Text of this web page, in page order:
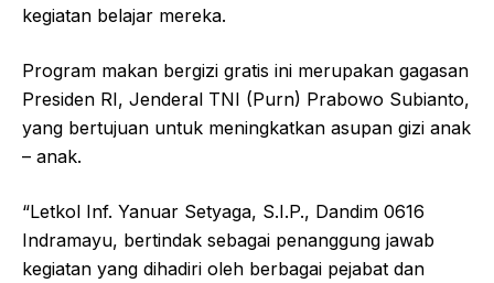
kegiatan belajar mereka.
Program makan bergizi gratis ini merupakan gagasan
Presiden RI, Jenderal TNI (Purn) Prabowo Subianto,
yang bertujuan untuk meningkatkan asupan gizi anak
– anak.
“Letkol Inf. Yanuar Setyaga, S.I.P., Dandim 0616
Indramayu, bertindak sebagai penanggung jawab
kegiatan yang dihadiri oleh berbagai pejabat dan